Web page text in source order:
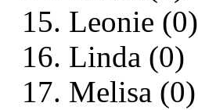
Leonie (0)
Linda (0)
Melisa (0)